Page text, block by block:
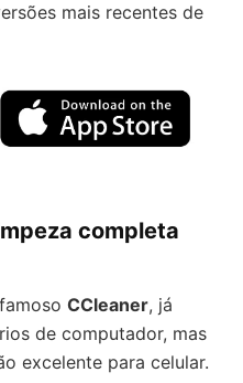
mais recentes de
completa
CCleaner, já
de computador, mas
excelente para celular.